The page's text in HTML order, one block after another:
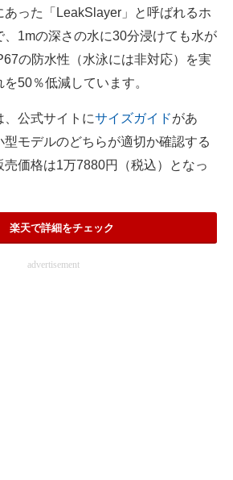
った「LeakSlayer」と呼ばれるホ
、1mの深さの水に30分浸けても水が
の防水性（水泳には非対応）を実
50％低減しています。
公式サイトにサイズガイドがあ
型モデルのどちらが適切か確認する
売価格は1万7880円（税込）となっ
楽天で詳細をチェック
advertisement